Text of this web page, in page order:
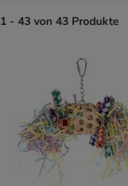
1 - 43 von 43 Produkte